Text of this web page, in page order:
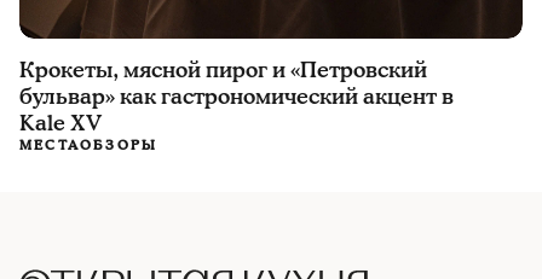
Крокеты, мясной пирог и «Петровский
бульвар» как гастрономический акцент в
Kale XV
МЕСТАОБЗОРЫ